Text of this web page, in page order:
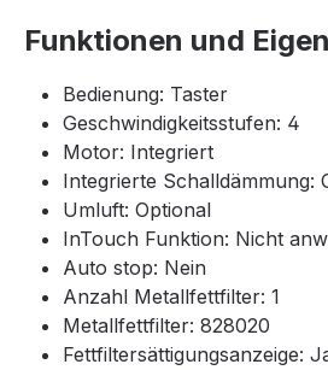
Funktionen und
Bedienung: Taster
Geschwindigkeitsstufen: 4
Motor: Integriert
Integrierte Schalldämmung:
Umluft: Optional
InTouch Funktion: Nicht
Auto stop: Nein
Anzahl Metallfettfilter: 1
Metallfettfilter: 828020
Fettfiltersättigungsanzeige: